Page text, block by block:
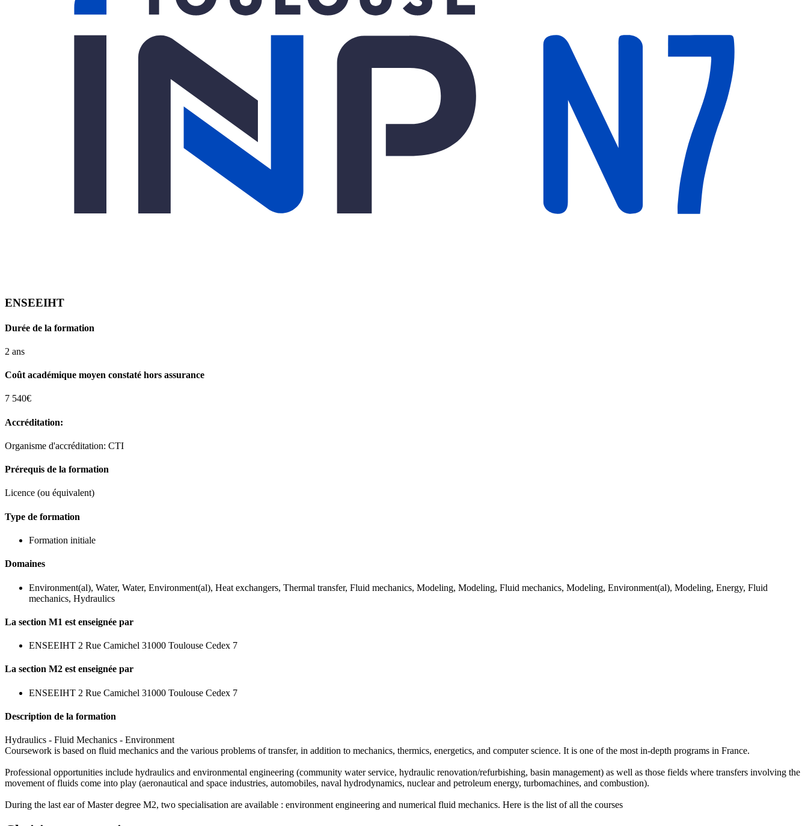
ENSEEIHT
Durée de la formation
2 ans
Coût académique moyen constaté hors assurance
7 540€
Accréditation:
Organisme d'accréditation: CTI
Prérequis de la formation
Licence (ou équivalent)
Type de formation
Formation initiale
Domaines
Environment(al), Water, Water, Environment(al), Heat exchangers, Thermal transfer, Fluid mechanics, Modeling, Modeling, Fluid mechanics, Modeling, Environment(al), Modeling, Energy, Fluid
mechanics, Hydraulics
La section M1 est enseignée par
ENSEEIHT 2 Rue Camichel 31000 Toulouse Cedex 7
La section M2 est enseignée par
ENSEEIHT 2 Rue Camichel 31000 Toulouse Cedex 7
Description de la formation
Hydraulics - Fluid Mechanics - Environment
Coursework is based on fluid mechanics and the various problems of transfer, in addition to mechanics, thermics, energetics, and computer science. It is one of the most in-depth programs in France.
Professional opportunities include hydraulics and environmental engineering (community water service, hydraulic renovation/refurbishing, basin management) as well as those fields where transfers involving the
movement of fluids come into play (aeronautical and space industries, automobiles, naval hydrodynamics, nuclear and petroleum energy, turbomachines, and combustion).
During the last ear of Master degree M2, two specialisation are available : environment engineering and numerical fluid mechanics. Here is the list of all the courses